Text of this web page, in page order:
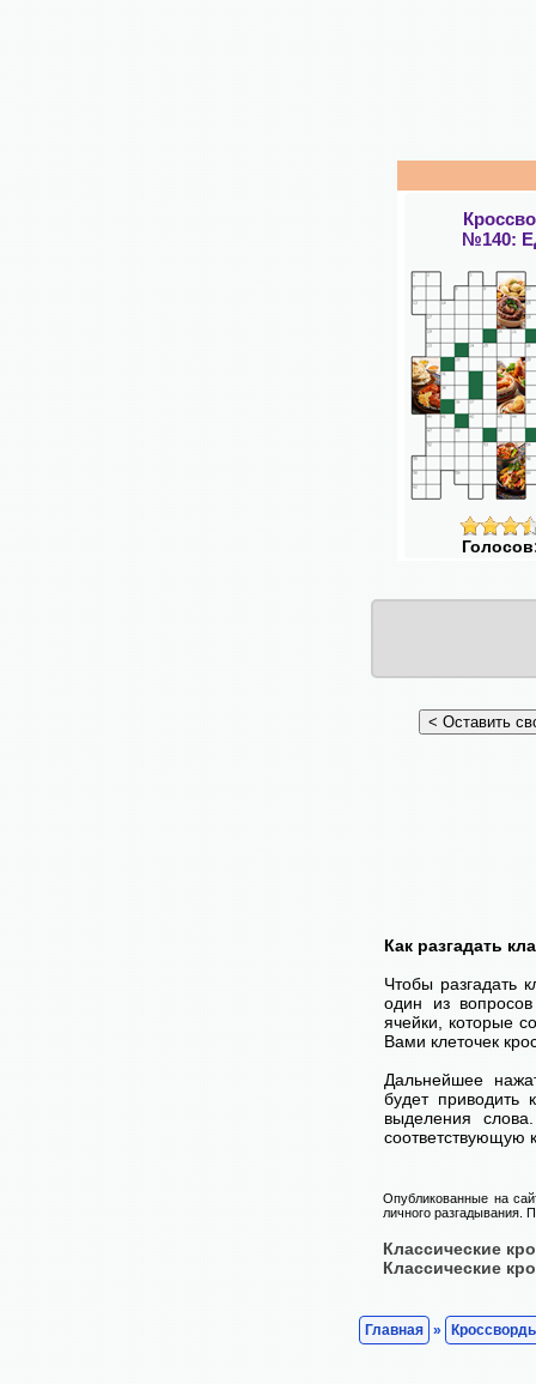
№140:
Как разгадать
Чтобы разгадать
один из
ячейки, которые
Вами клеточек
Дальнейшее
будет приводить
выделения
соответствующую
Опубликованные на
личного разгадывания.
Классические
Классические
Главная »